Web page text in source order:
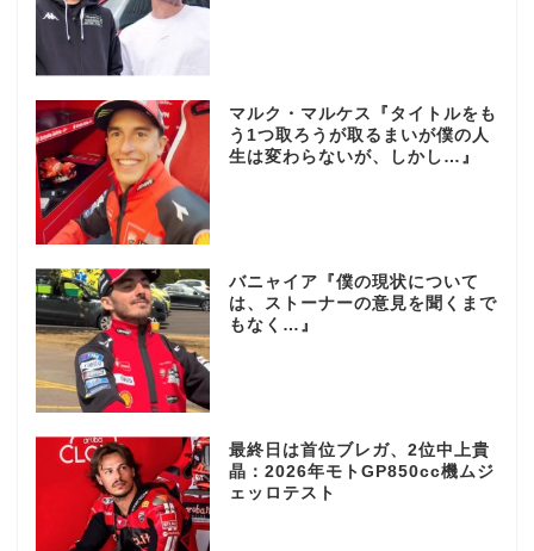
マルク・マルケス『タイトルをも
う1つ取ろうが取るまいが僕の人
生は変わらないが、しかし…』
バニャイア『僕の現状について
は、ストーナーの意見を聞くまで
もなく…』
最終日は首位ブレガ、2位中上貴
晶：2026年モトGP850cc機ムジ
ェッロテスト